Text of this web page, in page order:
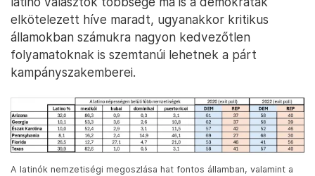
elkötelezett híve maradt, ugyanakkor kritikus
államokban számukra nagyon kedvezőtlen
folyamatoknak is szemtanúi lehetnek a párt
kampányszakemberei.
A latinók nemzetiségi megoszlása hat fontos államban, valamint a